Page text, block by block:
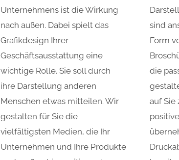
Unternehmens ist die Wirkung
nach außen. Dabei spielt das
Grafikdesign Ihrer
Geschäftsausstattung eine
wichtige Rolle. Sie soll durch
ihre Darstellung anderen
Menschen etwas mitteilen. Wir
gestalten für Sie die
vielfältigsten Medien, die Ihr
Unternehmen und Ihre Produkte
sind
Form
die
auf Sie